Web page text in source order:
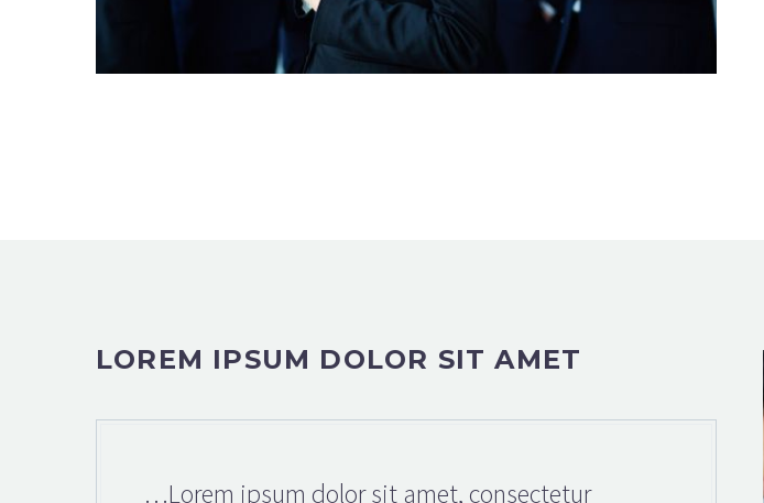
LOREM IPSUM DOLOR SIT AMET
…Lorem ipsum dolor sit amet, consectetur